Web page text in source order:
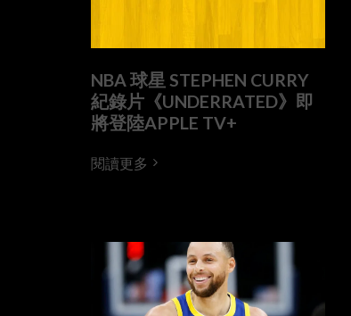
NBA 球星 STEPHEN CURRY
紀錄片《UNDERRATED》即
將登陸APPLE TV+
閱讀更多